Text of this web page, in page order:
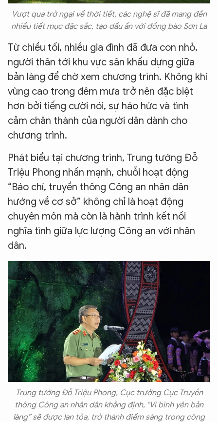
Vượt qua trở ngại về thời tiết, các nghệ sĩ đã mang đến
nhiều tiết mục đặc sắc, tạo dấu ấn với đồng bào Sơn La
Từ chiều tối, nhiều gia đình đã đưa con nhỏ,
người thân tới khu vực sân khấu dựng giữa
bản làng để chờ xem chương trình. Không khí
vùng cao trong đêm mưa trở nên đặc biệt
hơn bởi tiếng cười nói, sự háo hức và tình
cảm chân thành của người dân dành cho
chương trình.
Phát biểu tại chương trình, Trung tướng Đỗ
Triệu Phong nhấn mạnh, chuỗi hoạt động
“Báo chí, truyền thông Công an nhân dân
hướng về cơ sở” không chỉ là hoạt động
chuyên môn mà còn là hành trình kết nối
nghĩa tình giữa lực lượng Công an với nhân
dân.
Trung tướng Đỗ Triệu Phong, Cục trưởng Cục Truyền
thông Công an nhân dân khẳng định, "Vì bình yên bản
làng” sẽ được lan tỏa, trở thành điểm sáng trong công